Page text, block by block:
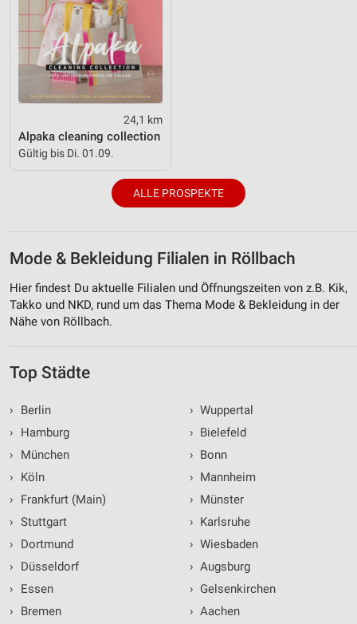
24,1 km
Alpaka cleaning collection
Gültig bis Di. 01.09.
ALLE PROSPEKTE
Mode & Bekleidung Filialen in Röllbach
Hier findest Du aktuelle Filialen und Öffnungszeiten von z.B. Kik,
Takko und NKD, rund um das Thema Mode & Bekleidung in der
Nähe von Röllbach.
Top Städte
›
Berlin
›
Hamburg
›
München
›
Köln
›
Frankfurt (Main)
› Stuttgart
›
Dortmund
›
Düsseldorf
›
Essen
›
Bremen
› Wuppertal
› Bielefeld
› Bonn
› Mannheim
› Münster
› Karlsruhe
› Wiesbaden
› Augsburg
› Gelsenkirchen
› Aachen